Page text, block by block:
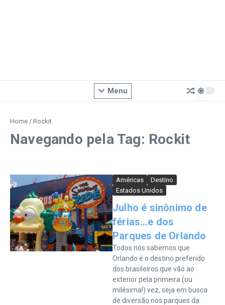
Menu
Home / Rockit
Navegando pela Tag: Rockit
Américas
Destino
Estados Unidos
Julho é sinônimo de
férias…e dos
Parques de Orlando
Todos nós sabemos que
Orlando é o destino preferido
dos brasileiros que vão ao
exterior pela primeira (ou
milésima!) vez, seja em busca
de diversão nos parques da